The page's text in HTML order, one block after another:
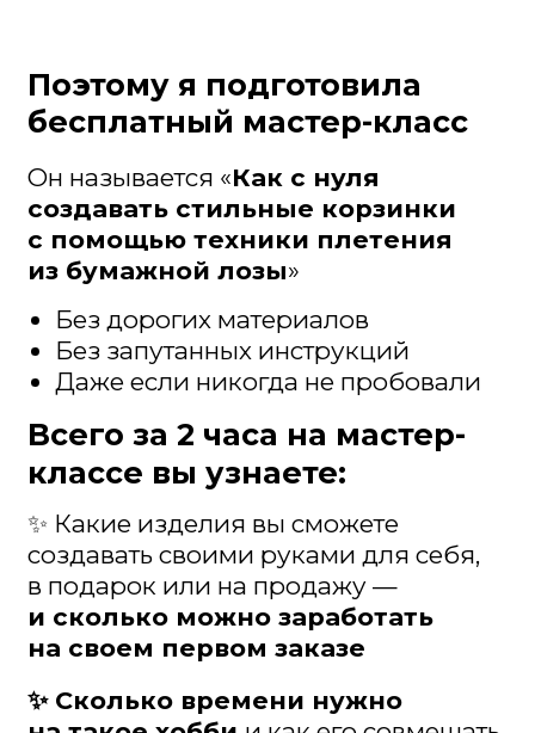
Если они закончатся – мастер-класс
станет платным (1490 руб!)
Жмите на кнопку и оставляйте свои
контакты, чтобы записаться 👇
✨ И главное — сплетёте своё
первое изделиепрямо на мастер-
классе!
✨ ТОП-5 ошибок допускают
новички в плетении, и как
создавать прочные корзины, которые
будут радовать вас много лет
БЕСПЛАТНО
А ещё за регистрацию вы
подарки 🎁